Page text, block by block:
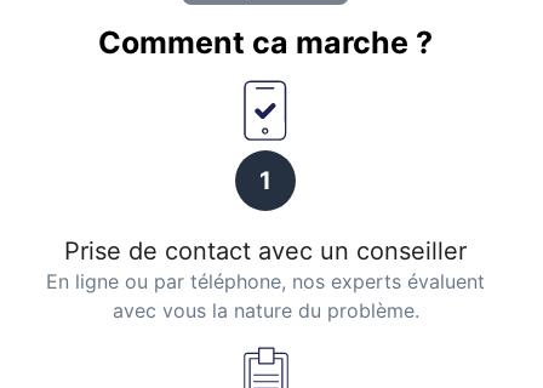
Comment ca marche ?
1
Prise de contact avec un conseiller
En ligne ou par téléphone, nos experts évaluent
avec vous la nature du problème.